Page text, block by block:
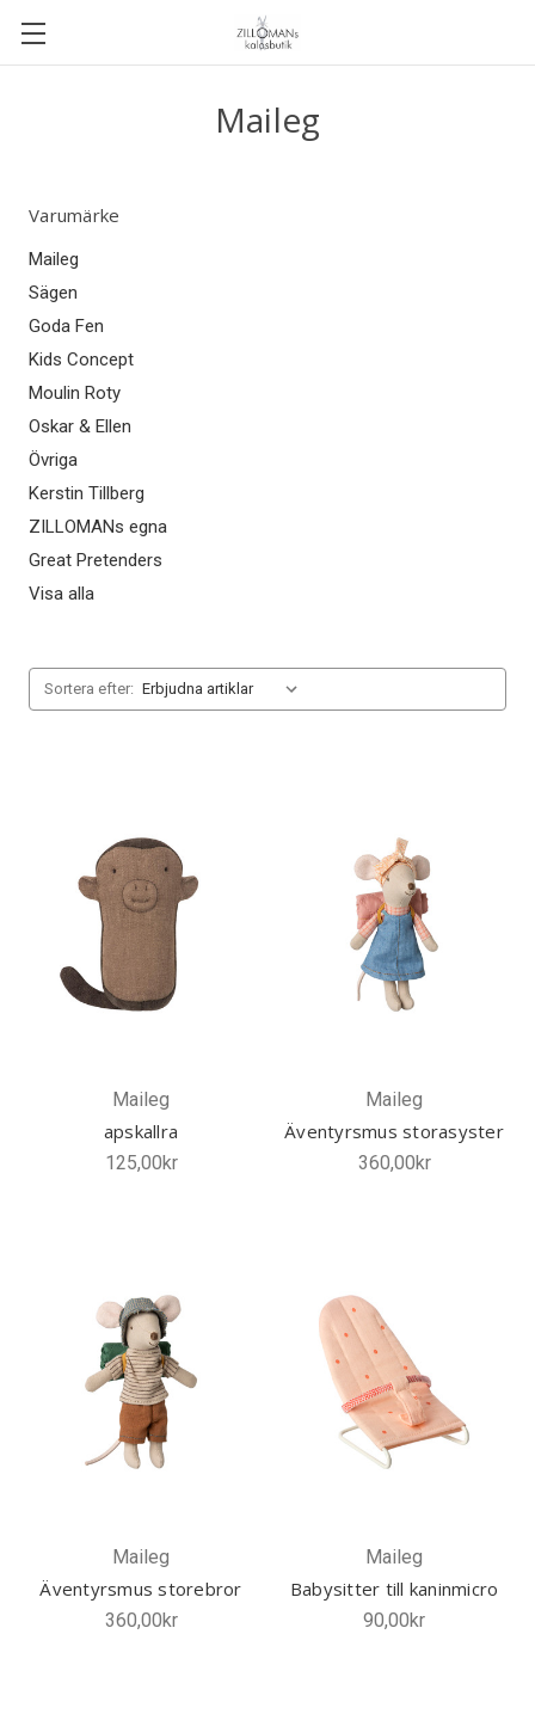
Maileg
Varumärke
Maileg
Sägen
Goda Fen
Kids Concept
Moulin Roty
Oskar & Ellen
Övriga
Kerstin Tillberg
ZILLOMANs egna
Great Pretenders
Visa alla
Sortera efter:
Maileg
apskallra
125,00kr
Maileg
Äventyrsmus storasyster
360,00kr
Maileg
Äventyrsmus storebror
360,00kr
Maileg
Babysitter till kaninmicro
90,00kr